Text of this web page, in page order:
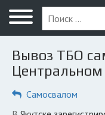
Главная
Вопрос юристу
Вывоз ТБО
Самосвалом